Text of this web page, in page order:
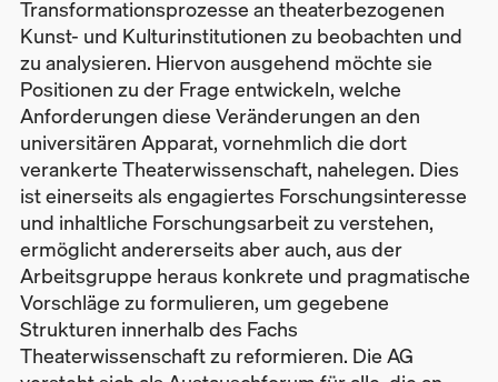
Transformationsprozesse an theaterbezogenen
Kunst- und Kulturinstitutionen zu beobachten und
zu analysieren. Hiervon ausgehend möchte sie
Positionen zu der Frage entwickeln, welche
Anforderungen diese Veränderungen an den
universitären Apparat, vornehmlich die dort
verankerte Theaterwissenschaft, nahelegen. Dies
ist einerseits als engagiertes Forschungsinteresse
und inhaltliche Forschungsarbeit zu verstehen,
ermöglicht andererseits aber auch, aus der
Arbeitsgruppe heraus konkrete und pragmatische
Vorschläge zu formulieren, um gegebene
Strukturen innerhalb des Fachs
Theaterwissenschaft zu reformieren. Die AG